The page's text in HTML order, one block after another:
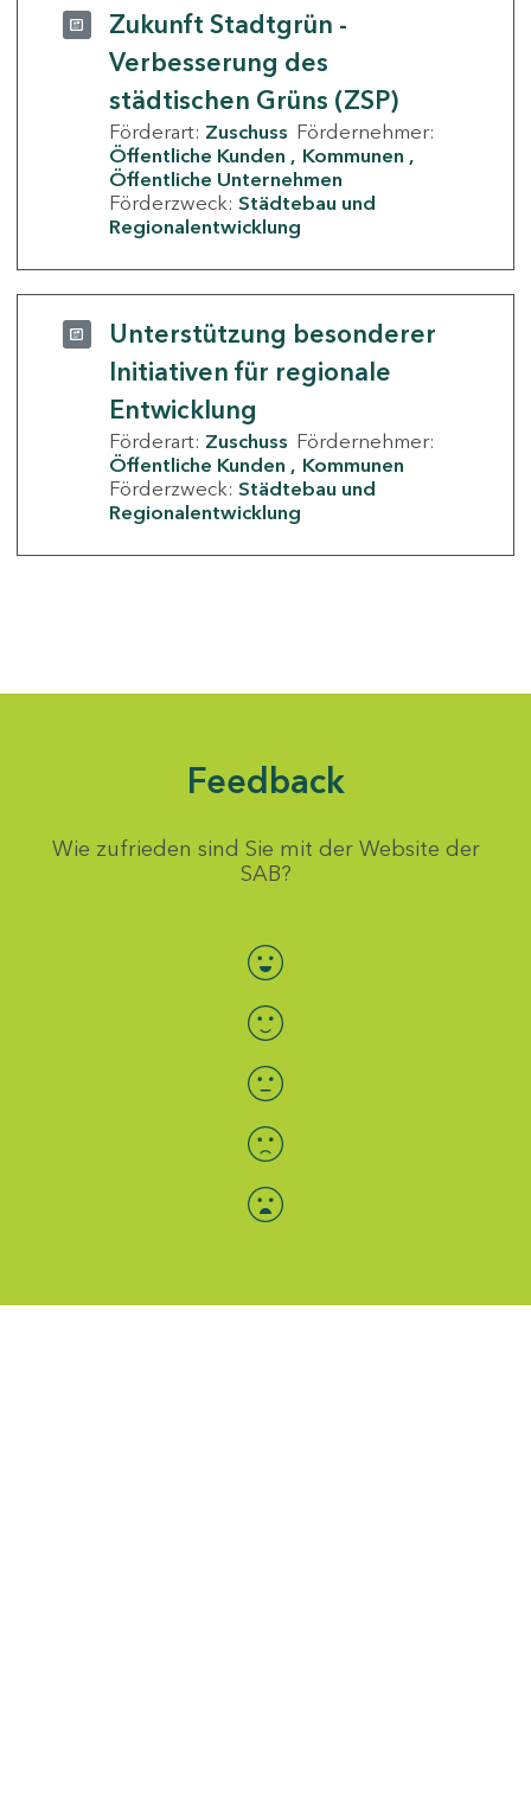
Zukunft Stadtgrün -
Verbesserung des
städtischen Grüns (ZSP)
Förderart: Zuschuss Fördernehmer:
Öffentliche Kunden
Kommunen
Öffentliche Unternehmen
Förderzweck: Städtebau und
Regionalentwicklung
Unterstützung besonderer
Initiativen für regionale
Entwicklung
Förderart: Zuschuss Fördernehmer:
Öffentliche Kunden
Kommunen
Förderzweck: Städtebau und
Regionalentwicklung
Feedback
Wie zufrieden sind Sie mit der Website der
SAB?
Bewertung auswählen